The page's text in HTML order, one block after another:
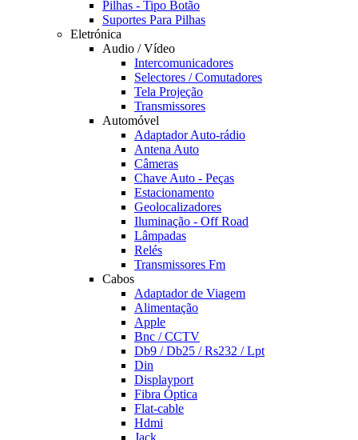
Pilhas - Tipo Botão
Suportes Para Pilhas
Eletrónica
Audio / Vídeo
Intercomunicadores
Selectores / Comutadores
Tela Projeção
Transmissores
Automóvel
Adaptador Auto-rádio
Antena Auto
Câmeras
Chave Auto - Peças
Estacionamento
Geolocalizadores
Iluminação - Off Road
Lâmpadas
Relés
Transmissores Fm
Cabos
Adaptador de Viagem
Alimentação
Apple
Bnc / CCTV
Db9 / Db25 / Rs232 / Lpt
Din
Displayport
Fibra Óptica
Flat-cable
Hdmi
Jack